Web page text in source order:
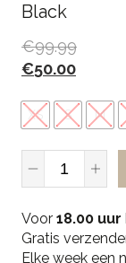
Black
€99.99
€50.00
XS S M
Malelions
Men
Pocket
Sweatpants
-
Voor 18.00 uur
Gratis
Elke week een